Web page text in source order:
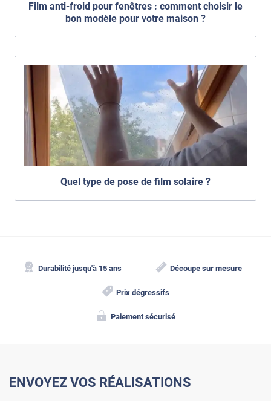
Film anti-froid pour fenêtres : comment choisir le
bon modèle pour votre maison ?
Quel type de pose de film solaire ?
Durabilité jusqu'à 15 ans Découpe sur mesure
Prix dégressifs
Paiement sécurisé
ENVOYEZ VOS RÉALISATIONS